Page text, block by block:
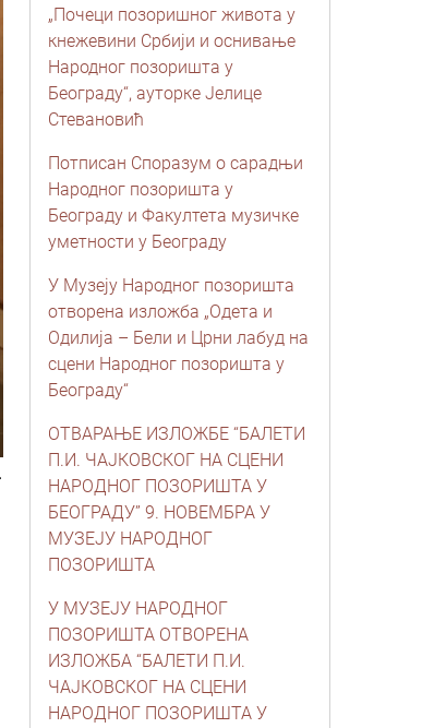
„Почеци позоришног живота у
кнежевини Србији и оснивање
Народног позоришта у
Београду“, ауторке Јелице
Стевановић
Потписан Споразум о сарадњи
Народног позоришта у
Београду и Факултета музичке
уметности у Београду
У Музеју Народног позоришта
отворена изложба „Одета и
Одилија – Бели и Црни лабуд на
сцени Народног позоришта у
Београду“
ОТВАРАЊЕ ИЗЛОЖБЕ “БАЛЕТИ
П.И. ЧАЈКОВСКОГ НА СЦЕНИ
НАРОДНОГ ПОЗОРИШТА У
БЕОГРАДУ” 9. НОВЕМБРА У
МУЗЕЈУ НАРОДНОГ
ПОЗОРИШТА
У МУЗЕЈУ НАРОДНОГ
ПОЗОРИШТА ОТВОРЕНА
ИЗЛОЖБА “БАЛЕТИ П.И.
ЧАЈКОВСКОГ НА СЦЕНИ
НАРОДНОГ ПОЗОРИШТА У